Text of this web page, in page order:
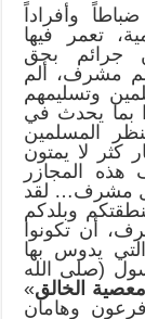
وأفراداً
تعمر فيها
جرائم بحق
مشرف، ألم
وتسليمهم
بما يحدث في
المسلمين
كثر لا يمتون
هذه المجازر
مشرف… لقد
وبلدكم
أن تكونوا
يدوس بها
(صلى الله
الخالق»
وهامان